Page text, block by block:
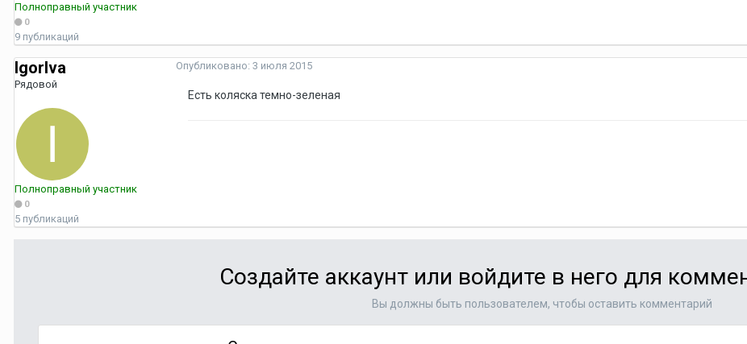
Полноправный участник
0
9 публикаций
IgorIva
Рядовой
Полноправный участник
0
5 публикаций
Опубликовано: 3 июля 2015
Есть коляска темно-зеленая
Создайте аккаунт или войдите в него для
Вы должны быть пользователем, чтобы оставить комментарий